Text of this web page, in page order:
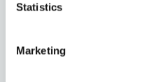
Statistics
Marketing